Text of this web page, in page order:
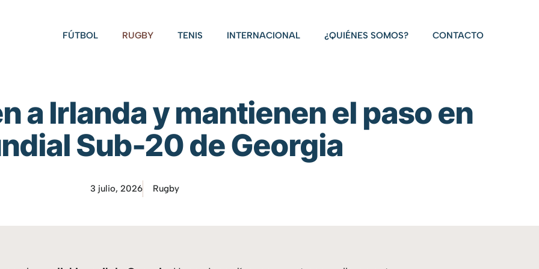
FÚTBOL RUGBY TENIS INTERNACIONAL ¿QUIÉNES SOMOS? CONTACTO
a Irlanda y mantienen el paso en
Sub-20 de Georgia
3 julio, 2026 Rugby